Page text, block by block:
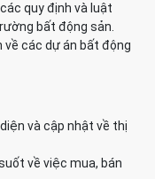
quy định và luật
bất động sản.
về các dự án bất động
và cập nhật về thị
về việc mua, bán